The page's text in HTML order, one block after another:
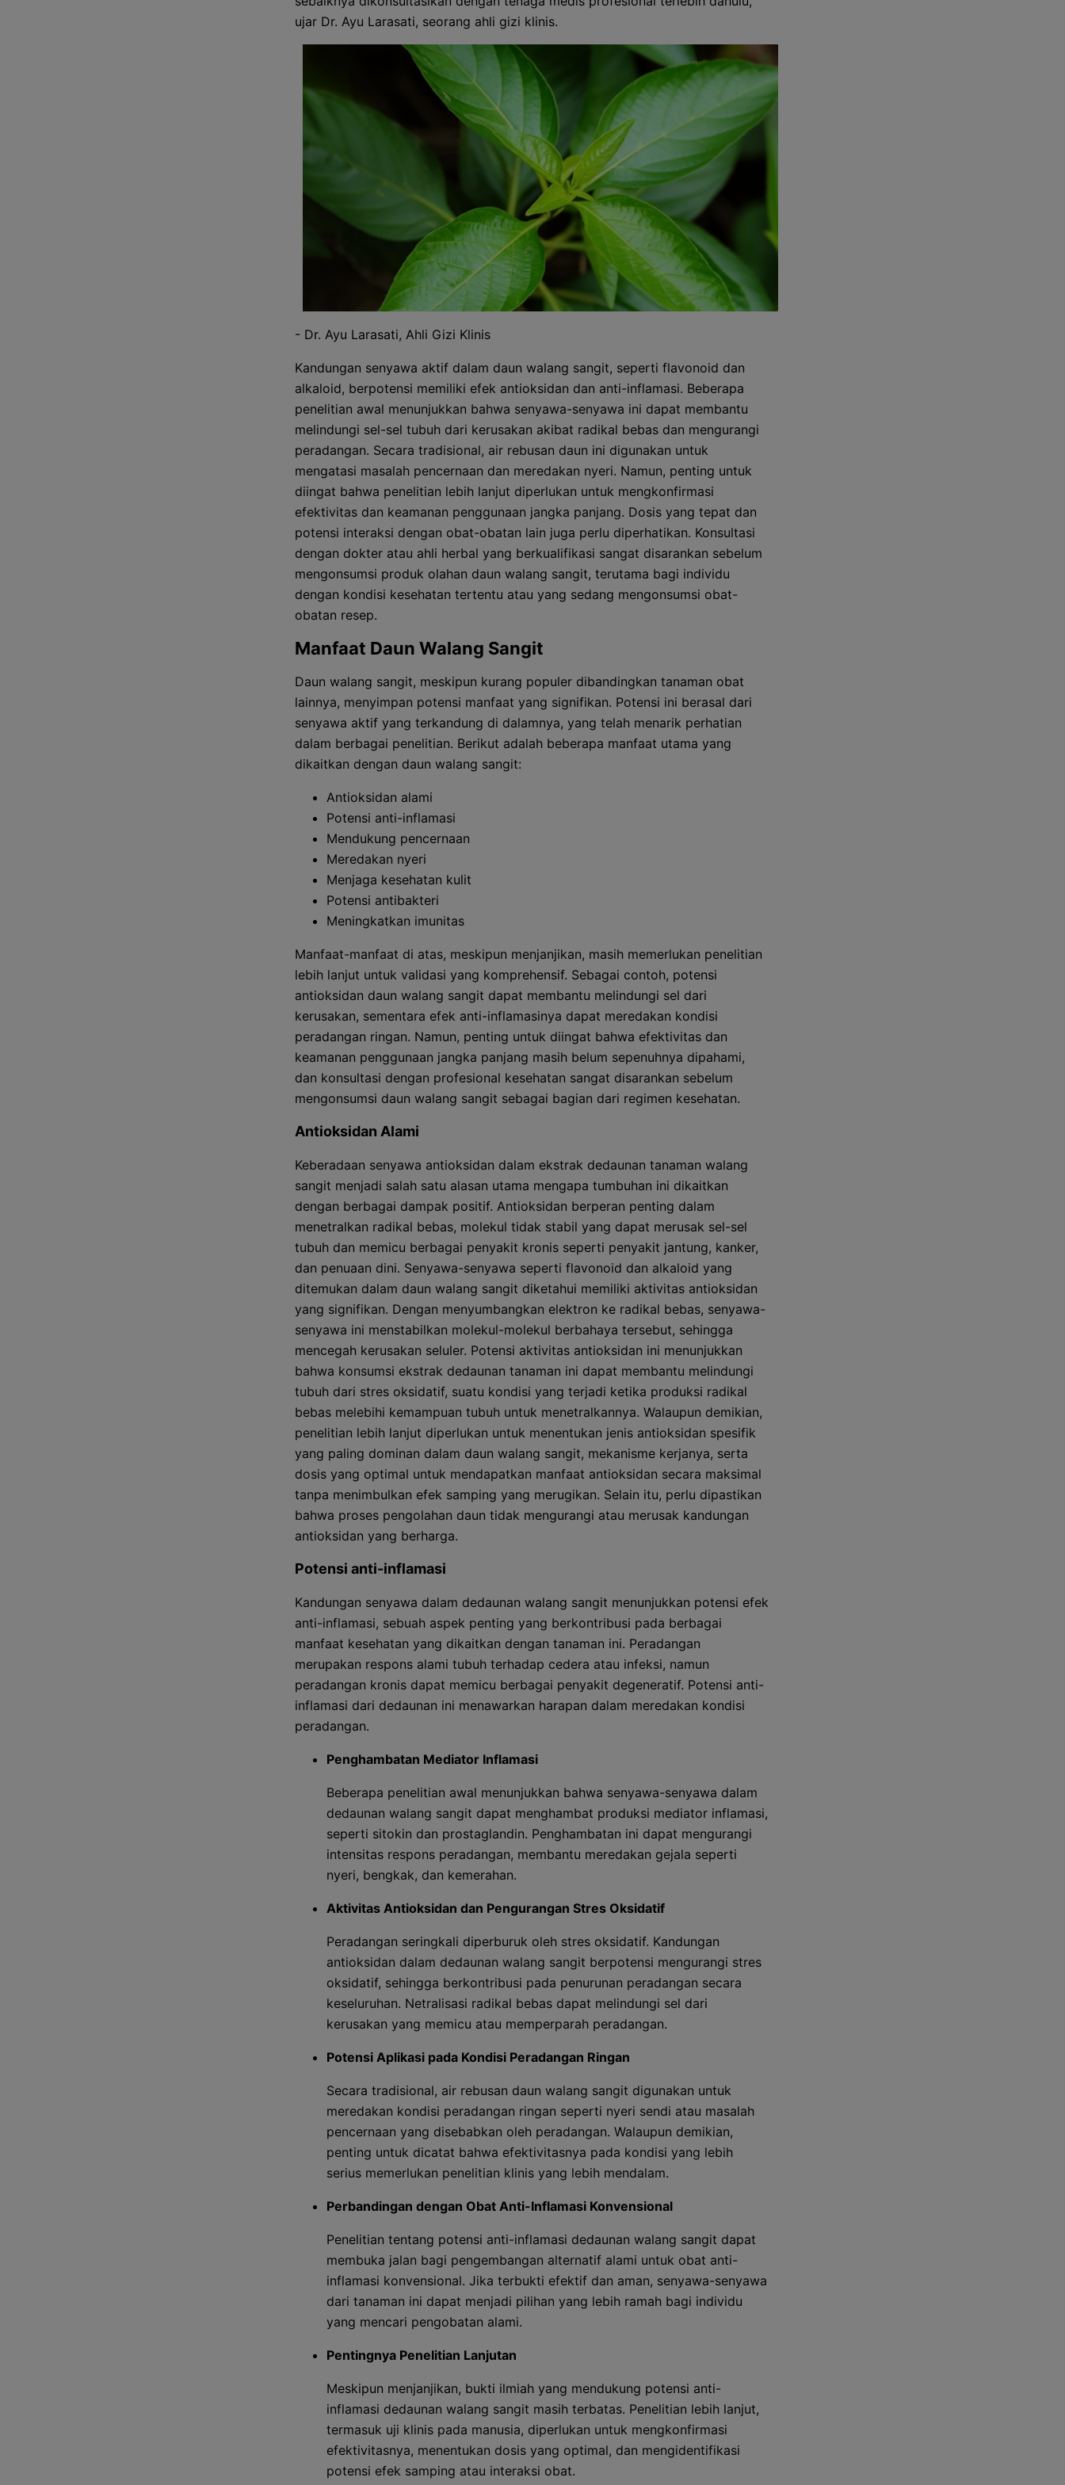
ujar Dr. Ayu Larasati, seorang ahli gizi klinis.
- Dr. Ayu Larasati, Ahli Gizi Klinis
Kandungan senyawa aktif dalam daun walang sangit, seperti flavonoid dan
alkaloid, berpotensi memiliki efek antioksidan dan anti-inflamasi. Beberapa
penelitian awal menunjukkan bahwa senyawa-senyawa ini dapat membantu
melindungi sel-sel tubuh dari kerusakan akibat radikal bebas dan mengurangi
peradangan. Secara tradisional, air rebusan daun ini digunakan untuk
mengatasi masalah pencernaan dan meredakan nyeri. Namun, penting untuk
diingat bahwa penelitian lebih lanjut diperlukan untuk mengkonfirmasi
efektivitas dan keamanan penggunaan jangka panjang. Dosis yang tepat dan
potensi interaksi dengan obat-obatan lain juga perlu diperhatikan. Konsultasi
dengan dokter atau ahli herbal yang berkualifikasi sangat disarankan sebelum
mengonsumsi produk olahan daun walang sangit, terutama bagi individu
dengan kondisi kesehatan tertentu atau yang sedang mengonsumsi obat-
obatan resep.
Manfaat Daun Walang Sangit
Daun walang sangit, meskipun kurang populer dibandingkan tanaman obat
lainnya, menyimpan potensi manfaat yang signifikan. Potensi ini berasal dari
senyawa aktif yang terkandung di dalamnya, yang telah menarik perhatian
dalam berbagai penelitian. Berikut adalah beberapa manfaat utama yang
dikaitkan dengan daun walang sangit:
Antioksidan alami
Potensi anti-inflamasi
Mendukung pencernaan
Meredakan nyeri
Menjaga kesehatan kulit
Potensi antibakteri
Meningkatkan imunitas
Manfaat-manfaat di atas, meskipun menjanjikan, masih memerlukan penelitian
lebih lanjut untuk validasi yang komprehensif. Sebagai contoh, potensi
antioksidan daun walang sangit dapat membantu melindungi sel dari
kerusakan, sementara efek anti-inflamasinya dapat meredakan kondisi
peradangan ringan. Namun, penting untuk diingat bahwa efektivitas dan
keamanan penggunaan jangka panjang masih belum sepenuhnya dipahami,
dan konsultasi dengan profesional kesehatan sangat disarankan sebelum
mengonsumsi daun walang sangit sebagai bagian dari regimen kesehatan.
Antioksidan Alami
Keberadaan senyawa antioksidan dalam ekstrak dedaunan tanaman walang
sangit menjadi salah satu alasan utama mengapa tumbuhan ini dikaitkan
dengan berbagai dampak positif. Antioksidan berperan penting dalam
menetralkan radikal bebas, molekul tidak stabil yang dapat merusak sel-sel
tubuh dan memicu berbagai penyakit kronis seperti penyakit jantung, kanker,
dan penuaan dini. Senyawa-senyawa seperti flavonoid dan alkaloid yang
ditemukan dalam daun walang sangit diketahui memiliki aktivitas antioksidan
yang signifikan. Dengan menyumbangkan elektron ke radikal bebas, senyawa-
senyawa ini menstabilkan molekul-molekul berbahaya tersebut, sehingga
mencegah kerusakan seluler. Potensi aktivitas antioksidan ini menunjukkan
bahwa konsumsi ekstrak dedaunan tanaman ini dapat membantu melindungi
tubuh dari stres oksidatif, suatu kondisi yang terjadi ketika produksi radikal
bebas melebihi kemampuan tubuh untuk menetralkannya. Walaupun demikian,
penelitian lebih lanjut diperlukan untuk menentukan jenis antioksidan spesifik
yang paling dominan dalam daun walang sangit, mekanisme kerjanya, serta
dosis yang optimal untuk mendapatkan manfaat antioksidan secara maksimal
tanpa menimbulkan efek samping yang merugikan. Selain itu, perlu dipastikan
bahwa proses pengolahan daun tidak mengurangi atau merusak kandungan
antioksidan yang berharga.
Potensi anti-inflamasi
Kandungan senyawa dalam dedaunan walang sangit menunjukkan potensi efek
anti-inflamasi, sebuah aspek penting yang berkontribusi pada berbagai
manfaat kesehatan yang dikaitkan dengan tanaman ini. Peradangan
merupakan respons alami tubuh terhadap cedera atau infeksi, namun
peradangan kronis dapat memicu berbagai penyakit degeneratif. Potensi anti-
inflamasi dari dedaunan ini menawarkan harapan dalam meredakan kondisi
peradangan.
Penghambatan Mediator Inflamasi
Beberapa penelitian awal menunjukkan bahwa senyawa-senyawa dalam
dedaunan walang sangit dapat menghambat produksi mediator inflamasi,
seperti sitokin dan prostaglandin. Penghambatan ini dapat mengurangi
intensitas respons peradangan, membantu meredakan gejala seperti
nyeri, bengkak, dan kemerahan.
Aktivitas Antioksidan dan Pengurangan Stres Oksidatif
Peradangan seringkali diperburuk oleh stres oksidatif. Kandungan
antioksidan dalam dedaunan walang sangit berpotensi mengurangi stres
oksidatif, sehingga berkontribusi pada penurunan peradangan secara
keseluruhan. Netralisasi radikal bebas dapat melindungi sel dari
kerusakan yang memicu atau memperparah peradangan.
Potensi Aplikasi pada Kondisi Peradangan Ringan
Secara tradisional, air rebusan daun walang sangit digunakan untuk
meredakan kondisi peradangan ringan seperti nyeri sendi atau masalah
pencernaan yang disebabkan oleh peradangan. Walaupun demikian,
penting untuk dicatat bahwa efektivitasnya pada kondisi yang lebih
serius memerlukan penelitian klinis yang lebih mendalam.
Perbandingan dengan Obat Anti-Inflamasi Konvensional
Penelitian tentang potensi anti-inflamasi dedaunan walang sangit dapat
membuka jalan bagi pengembangan alternatif alami untuk obat anti-
inflamasi konvensional. Jika terbukti efektif dan aman, senyawa-senyawa
dari tanaman ini dapat menjadi pilihan yang lebih ramah bagi individu
yang mencari pengobatan alami.
Pentingnya Penelitian Lanjutan
Meskipun menjanjikan, bukti ilmiah yang mendukung potensi anti-
inflamasi dedaunan walang sangit masih terbatas. Penelitian lebih lanjut,
termasuk uji klinis pada manusia, diperlukan untuk mengkonfirmasi
efektivitasnya, menentukan dosis yang optimal, dan mengidentifikasi
potensi efek samping atau interaksi obat.